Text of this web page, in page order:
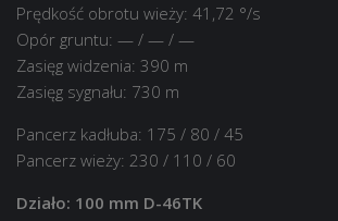
Prędkość obrotu wieży: 41,72 °/s
Opór gruntu: — / — / —
Zasięg widzenia: 390 m
Zasięg sygnału: 730 m
Pancerz kadłuba: 175 / 80 / 45
Pancerz wieży: 230 / 110 / 60
Działo: 100 mm D-46TK